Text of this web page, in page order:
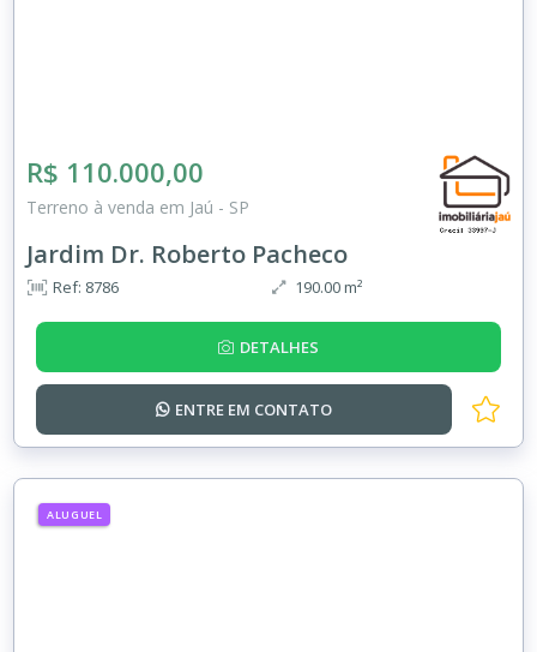
R$ 110.000,00
Terreno à venda em Jaú - SP
Jardim Dr. Roberto Pacheco
Ref: 8786 190.00 m²
DETALHES
ENTRE EM CONTATO
ALUGUEL